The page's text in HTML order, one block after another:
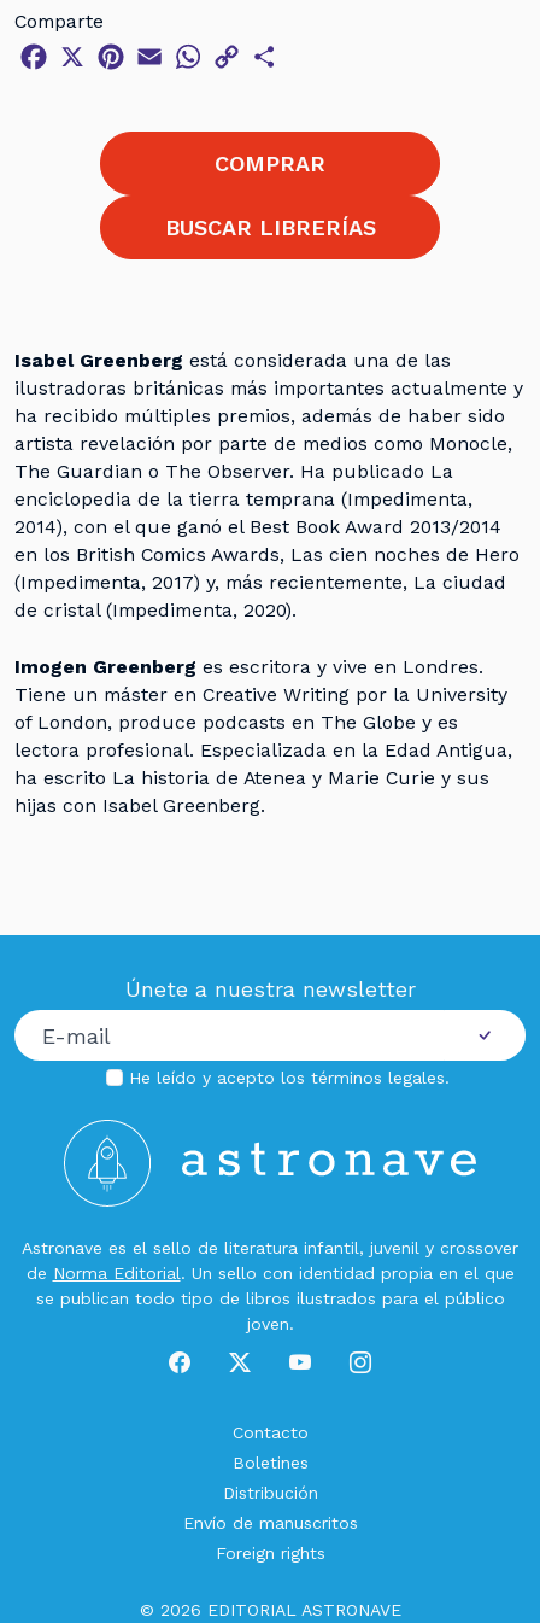
Comparte
Facebook
X Pinterest
Email WhatsApp
Copy
Link
COMPRAR
BUSCAR LIBRERÍAS
Isabel Greenberg está considerada una de las
ilustradoras británicas más importantes actualmente y
ha recibido múltiples premios, además de haber sido
artista revelación por parte de medios como Monocle,
The Guardian o The Observer. Ha publicado La
enciclopedia de la tierra temprana (Impedimenta,
2014), con el que ganó el Best Book Award 2013/2014
en los British Comics Awards, Las cien noches de Hero
(Impedimenta, 2017) y, más recientemente, La ciudad
de cristal (Impedimenta, 2020).
Imogen Greenberg es escritora y vive en Londres.
Tiene un máster en Creative Writing por la University
of London, produce podcasts en The Globe y es
lectora profesional. Especializada en la Edad Antigua,
ha escrito La historia de Atenea y Marie Curie y sus
hijas con Isabel Greenberg.
Únete a nuestra newsletter
He leído y acepto los términos legales.
Astronave es el sello de literatura infantil, juvenil y crossover
de Norma Editorial. Un sello con identidad propia en el que
se publican todo tipo de libros ilustrados para el público
joven.
Contacto
Boletines
Distribución
Envío de manuscritos
Foreign rights
© 2026 EDITORIAL ASTRONAVE